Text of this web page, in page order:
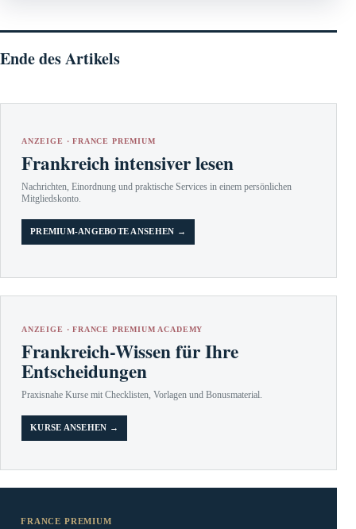
Ende des Artikels
ANZEIGE · FRANCE PREMIUM
Frankreich intensiver lesen
Nachrichten, Einordnung und praktische Services in einem persönlichen
Mitgliedskonto.
PREMIUM-ANGEBOTE ANSEHEN →
ANZEIGE · FRANCE PREMIUM ACADEMY
Frankreich-Wissen für Ihre
Entscheidungen
Praxisnahe Kurse mit Checklisten, Vorlagen und Bonusmaterial.
KURSE ANSEHEN →
FRANCE PREMIUM